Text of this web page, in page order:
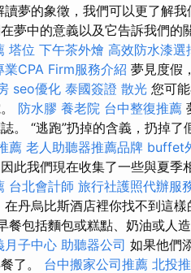
夢的象徵，我們可以更了解我
夢中的意義以及它告訴我們
塔位 下午茶外燴 高效防水漆選
業CPA Firm服務介紹 夢見度假
seo優化 泰國簽證 散光 您可
防水膠 養老院 台中整復推薦
。 “逃跑”扔掉的含義，扔掉
薦 老人助聽器推薦品牌 buffet
此我們現在收集了一些與夏季
台北會計師 旅行社護照代辦服
丹烏比斯酒店裡你找不到這
餐包括麵包或糕點、奶油或人
月子中心 助聽器公司 如果他們
了。 台中搬家公司推薦 北投